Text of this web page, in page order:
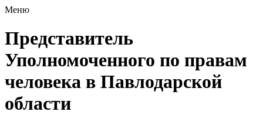
Меню
Представитель
Уполномоченного по правам
человека в Павлодарской
области